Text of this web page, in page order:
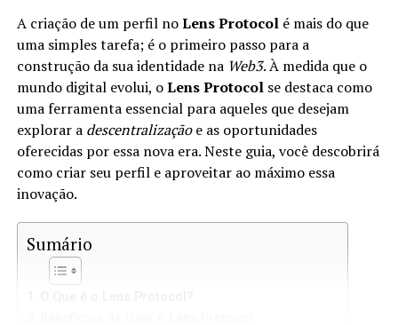
A criação de um perfil noLens Protocolé mais do que
uma simples tarefa; é o primeiro passo para a
construção da sua identidade na Web3. À medida que o
mundo digital evolui, oLens Protocolse destaca como
uma ferramenta essencial para aqueles que desejam
explorar a descentralizaçãoe as oportunidades
oferecidas por essa nova era. Neste guia, você descobrirá
como criar seu perfil e aproveitar ao máximo essa
inovação.
Sumário